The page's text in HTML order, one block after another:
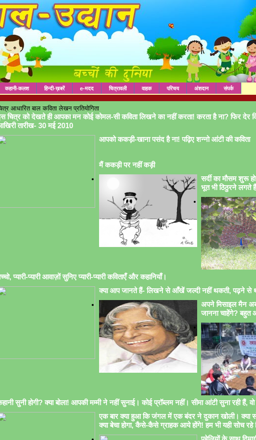
कहानी-कलश हिन्दी-ख़बरें e-मदद चित्रावली वाहक परिचय अंशदान संपर्क
आधारित बाल कविता लेखन प्रतियोगिता
चित्र को देखते ही आपका मन कोई कोमल-सी कविता लिखने का नहीं करता! करता है ना? फिर देर
तारीख- 30 मई 2010
आपको ककड़ी-खाना पसंद है ना! पढ़िए शन्नो आंटी की कविता
मैं ककड़ी पर नहीं कड़ी
सर्दी का मौसम शुरू
भूत भी ठिठुरने लगते
प्यारी-प्यारी आवाज़ों सुनिए प्यारी-प्यारी कविताएँ और कहानियाँ।
क्या आप जानते हैं- लिखने से आँखें जल्दी नहीं थकती, पढ़ने से
अपने मिसाइल मैन
जानना चाहेंगे? बहुत
सुनी होगी? क्या बोला! आपकी मम्मी ने नहीं सुनाई। कोई प्रॉब्लम नहीं। सीमा आंटी सुना रही हैं,
एक बार क्या हुआ कि जंगल में एक बंदर ने दुकान खोली। क्या
क्या बेचा होगा, कैसे-कैसे ग्राहक आये होंगे! हम भी यही सोच रहे